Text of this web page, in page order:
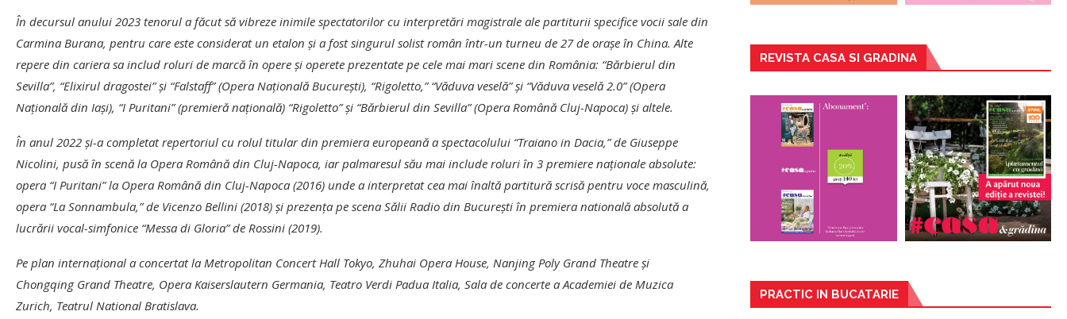
În decursul anului 2023 tenorul a făcut să vibreze inimile spectatorilor cu interpretări magistrale ale partiturii specifice vocii sale din
Carmina Burana, pentru care este considerat un etalon şi a fost singurul solist român într-un turneu de 27 de oraşe în China. Alte
repere din cariera sa includ roluri de marcă în opere şi operete prezentate pe cele mai mari scene din România: “Bărbierul din
Sevilla”, “Elixirul dragostei” şi “Falstaff” (Opera Naţională Bucureşti), “Rigoletto,” “Văduva veselă” şi “Văduva veselă 2.0” (Opera
Naţională din Iaşi), “I Puritani” (premieră naţională) “Rigoletto” şi “Bărbierul din Sevilla” (Opera Română Cluj-Napoca) şi altele.
În anul 2022 şi-a completat repertoriul cu rolul titular din premiera europeană a spectacolului “Traiano in Dacia,” de Giuseppe
Nicolini, pusă în scenă la Opera Română din Cluj-Napoca, iar palmaresul său mai include roluri în 3 premiere naţionale absolute:
opera “I Puritani” la Opera Română din Cluj-Napoca (2016) unde a interpretat cea mai înaltă partitură scrisă pentru voce masculină,
opera “La Sonnambula,” de Vicenzo Bellini (2018) şi prezenţa pe scena Sălii Radio din Bucureşti în premiera natională absolută a
lucrării vocal-simfonice “Messa di Gloria” de Rossini (2019).
Pe plan internaţional a concertat la Metropolitan Concert Hall Tokyo, Zhuhai Opera House, Nanjing Poly Grand Theatre şi
Chongqing Grand Theatre, Opera Kaiserslautern Germania, Teatro Verdi Padua Italia, Sala de concerte a Academiei de Muzica
Zurich, Teatrul National Bratislava.
REVISTA CASA SI GRADINA
PRACTIC IN BUCATARIE